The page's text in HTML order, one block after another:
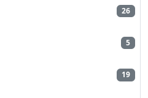
26
5
19